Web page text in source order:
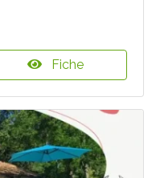
Fiche